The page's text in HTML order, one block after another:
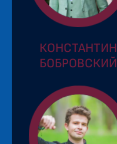
КОНСТАНТИН
БОБРОВСКИЙ